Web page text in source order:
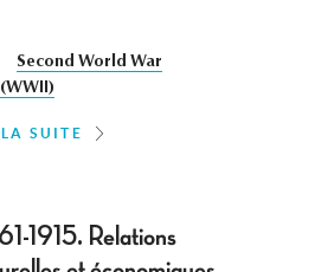
Second World War
LA SUITE
1915. Relations